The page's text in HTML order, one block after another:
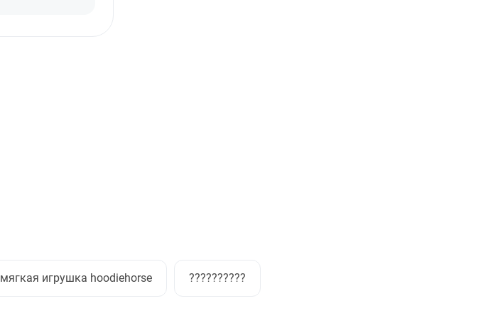
мягкая игрушка hoodiehorse ??????????